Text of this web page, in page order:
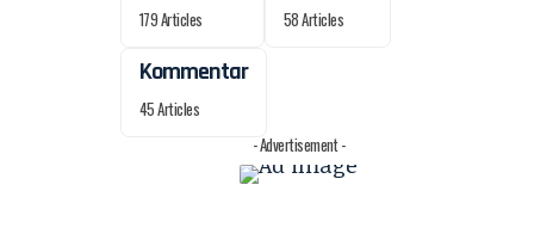
179 Articles 58 Articles
Kommentar
45 Articles
- Advertisement -